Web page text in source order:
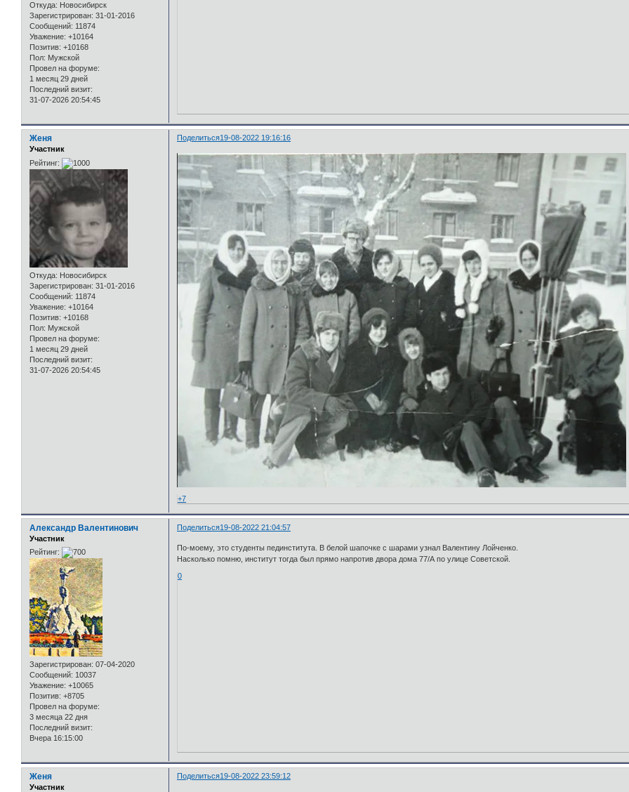
Откуда: Новосибирск
Зарегистрирован: 31-01-2016
Сообщений: 11874
Уважение: +10164
Позитив: +10168
Пол: Мужской
Провел на форуме:
1 месяц 29 дней
Последний визит:
31-07-2026 20:54:45
Поделиться19-08-2022 19:16:16
Женя
Участник
Рейтинг:
Откуда: Новосибирск
Зарегистрирован: 31-01-2016
Сообщений: 11874
Уважение: +10164
Позитив: +10168
Пол: Мужской
Провел на форуме:
1 месяц 29 дней
Последний визит:
31-07-2026 20:54:45
+7
Поделиться19-08-2022 21:04:57
Александр Валентинович
Участник
Рейтинг:
Зарегистрирован: 07-04-2020
Сообщений: 10037
Уважение: +10065
Позитив: +8705
Провел на форуме:
3 месяца 22 дня
Последний визит:
Вчера 16:15:00
По-моему, это студенты пединститута. В белой шапочке с шарами узнал Валентину Лойченко.
Насколько помню, институт тогда был прямо напротив двора дома 77/А по улице Советской.
0
Поделиться19-08-2022 23:59:12
Женя
Участник